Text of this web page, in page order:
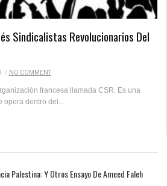
Sindicalistas Revolucionarios Del
/ NO COMMENT
francesa llamada CSR. Es una
opera dentro del...
Palestina: Y Otros Ensayo De Ameed Faleh